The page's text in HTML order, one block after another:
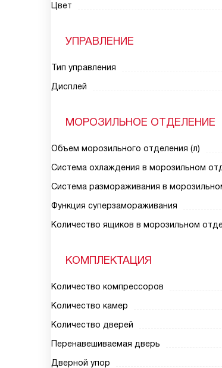
Цвет
УПРАВЛЕНИЕ
Тип управления
Дисплей
МОРОЗИЛЬНОЕ ОТДЕЛЕНИЕ
Объем морозильного отделения (л)
Система охлаждения в морозильном
Система размораживания в
Функция суперзамораживания
Количество ящиков в морозильном
КОМПЛЕКТАЦИЯ
Количество компрессоров
Количество камер
Количество дверей
Перенавешиваемая дверь
Дверной упор